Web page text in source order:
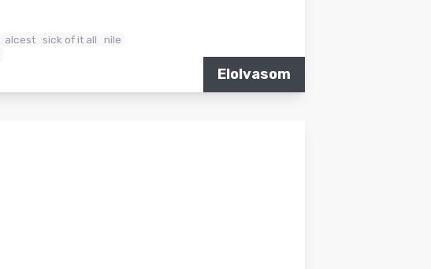
alcest sick of it all
nile
Elolvasom